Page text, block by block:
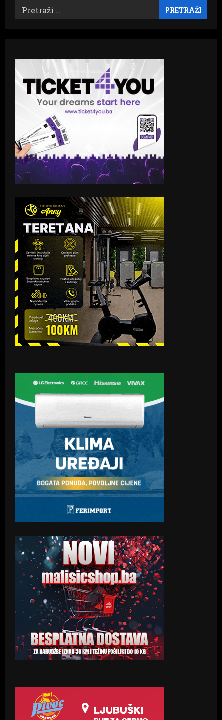
Pretraži: